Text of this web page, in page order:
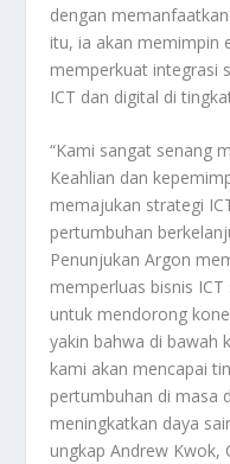
dengan
itu, ia akan memimpin
memperkuat integrasi
ICT dan digital di
“Kami sangat senang
Keahlian dan
memajukan strategi
pertumbuhan
Penunjukan Argon
memperluas bisnis
untuk mendorong
yakin bahwa di bawah
kami akan mencapai
pertumbuhan di masa
meningkatkan daya
ungkap Andrew Kwok,